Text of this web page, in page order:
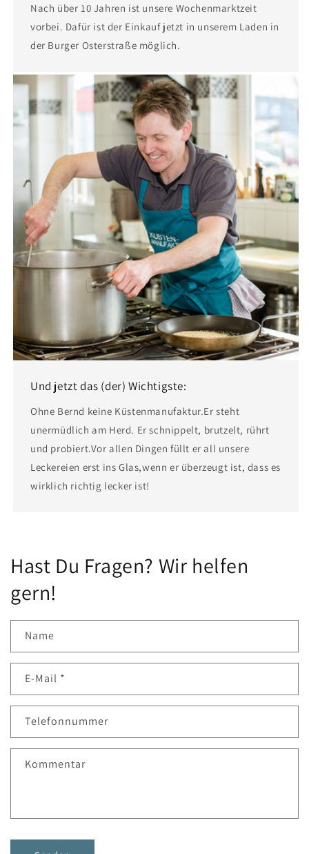
Nach über 10 Jahren ist unsere Wochenmarktzeit
vorbei. Dafür ist der Einkauf jetzt in unserem Laden in
der Burger Osterstraße möglich.
Und jetzt das (der) Wichtigste:
Ohne Bernd keine Küstenmanufaktur.Er steht
unermüdlich am Herd. Er schnippelt, brutzelt, rührt
und probiert.Vor allen Dingen füllt er all unsere
Leckereien erst ins Glas,wenn er überzeugt ist, dass es
wirklich richtig lecker ist!
Hast Du Fragen? Wir helfen
gern!
Name
E-Mail *
Telefonnummer
Kommentar